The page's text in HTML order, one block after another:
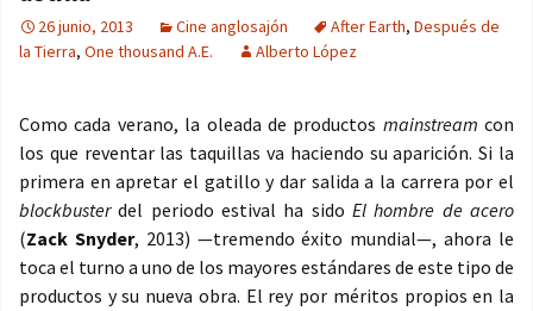
26 junio, 2013 Cine anglosajón After Earth, Después de
la Tierra, One thousand A.E. Alberto López
Como cada verano, la oleada de productos mainstream con
los que reventar las taquillas va haciendo su aparición. Si la
primera en apretar el gatillo y dar salida a la carrera por el
blockbusterdel periodo estival ha sido El hombre de acero
(Zack Snyder, 2013) —tremendo éxito mundial—, ahora le
toca el turno a uno de los mayores estándares de este tipo de
productos y su nueva obra. El rey por méritos propios en la